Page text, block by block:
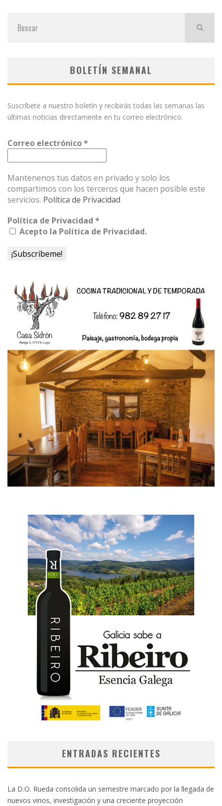
BOLETÍN SEMANAL
Suscríbete a nuestro boletín y recibirás todas las semanas las
últimas noticias directamente en tu correo electrónico.
Correo electrónico*
Mantenenos tus datos en privado y solo los
compartimos con los terceros que hacen posible este
servicios. Política de Privacidad
Política de Privacidad *
Acepto la Política de Privacidad.
ENTRADAS RECIENTES
La D.O. Rueda consolida un semestre marcado por la llegada de
nuevos vinos, investigación y una creciente proyección